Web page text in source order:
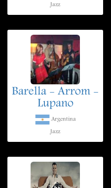
Jazz
Barella - Arrom -
Lupano
Argentina
Jazz